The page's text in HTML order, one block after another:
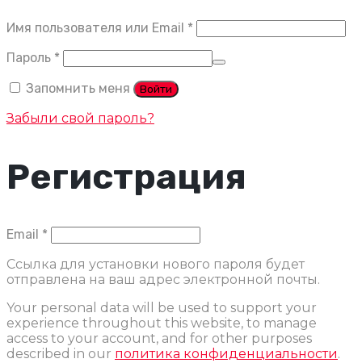
Имя пользователя или Email *
Пароль *
Запомнить меня Войти
Забыли свой пароль?
Регистрация
Email *
Ссылка для установки нового пароля будет
отправлена ​​на ваш адрес электронной почты.
Your personal data will be used to support your
experience throughout this website, to manage
access to your account, and for other purposes
described in our политика конфиденциальности.